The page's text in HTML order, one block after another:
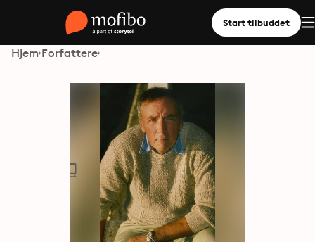
Start tilbuddet
Hjem Forfattere